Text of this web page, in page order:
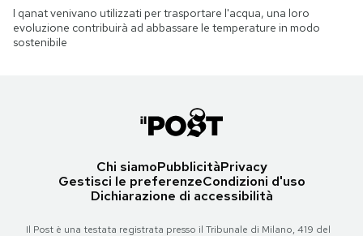
I qanat venivano utilizzati per trasportare l'acqua, una loro
evoluzione contribuirà ad abbassare le temperature in modo
sostenibile
Chi siamoPubblicitàPrivacy
Gestisci le preferenzeCondizioni d'uso
Dichiarazione di accessibilità
Il Post è una testata registrata presso il Tribunale di Milano, 419 del